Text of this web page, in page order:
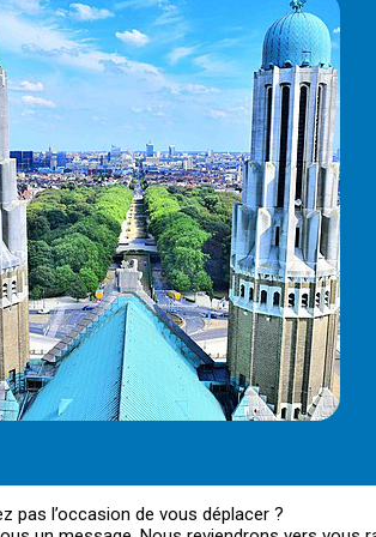
pas l’occasion de vous déplacer ?